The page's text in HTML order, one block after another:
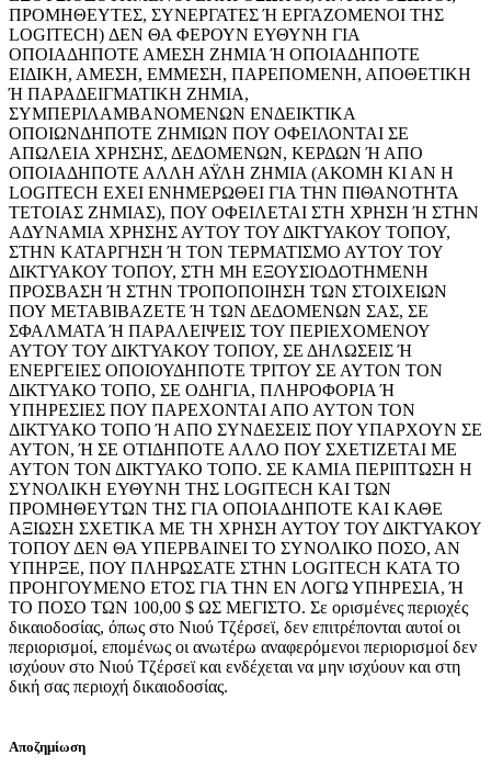
ΠΡΟΜΗΘΕΥΤΕΣ, ΣΥΝΕΡΓΑΤΕΣ Ή ΕΡΓΑΖΟΜΕΝΟΙ ΤΗΣ
LOGITECH) ΔΕΝ ΘΑ ΦΕΡΟΥΝ ΕΥΘΥΝΗ ΓΙΑ
ΟΠΟΙΑΔΗΠΟΤΕ ΑΜΕΣΗ ΖΗΜΙΑ Ή ΟΠΟΙΑΔΗΠΟΤΕ
ΕΙΔΙΚΗ, ΑΜΕΣΗ, ΕΜΜΕΣΗ, ΠΑΡΕΠΟΜΕΝΗ, ΑΠΟΘΕΤΙΚΗ
Ή ΠΑΡΑΔΕΙΓΜΑΤΙΚΗ ΖΗΜΙΑ,
ΣΥΜΠΕΡΙΛΑΜΒΑΝΟΜΕΝΩΝ ΕΝΔΕΙΚΤΙΚΑ
ΟΠΟΙΩΝΔΗΠΟΤΕ ΖΗΜΙΩΝ ΠΟΥ ΟΦΕΙΛΟΝΤΑΙ ΣΕ
ΑΠΩΛΕΙΑ ΧΡΗΣΗΣ, ΔΕΔΟΜΕΝΩΝ, ΚΕΡΔΩΝ Ή ΑΠΟ
ΟΠΟΙΑΔΗΠΟΤΕ ΑΛΛΗ ΑΫΛΗ ΖΗΜΙΑ (ΑΚΟΜΗ ΚΙ ΑΝ Η
LOGITECH ΕΧΕΙ ΕΝΗΜΕΡΩΘΕΙ ΓΙΑ ΤΗΝ ΠΙΘΑΝΟΤΗΤΑ
ΤΕΤΟΙΑΣ ΖΗΜΙΑΣ), ΠΟΥ ΟΦΕΙΛΕΤΑΙ ΣΤΗ ΧΡΗΣΗ Ή ΣΤΗΝ
ΑΔΥΝΑΜΙΑ ΧΡΗΣΗΣ ΑΥΤΟΥ ΤΟΥ ΔΙΚΤΥΑΚΟΥ ΤΟΠΟΥ,
ΣΤΗΝ ΚΑΤΑΡΓΗΣΗ Ή ΤΟΝ ΤΕΡΜΑΤΙΣΜΟ ΑΥΤΟΥ ΤΟΥ
ΔΙΚΤΥΑΚΟΥ ΤΟΠΟΥ, ΣΤΗ ΜΗ ΕΞΟΥΣΙΟΔΟΤΗΜΕΝΗ
ΠΡΟΣΒΑΣΗ Ή ΣΤΗΝ ΤΡΟΠΟΠΟΙΗΣΗ ΤΩΝ ΣΤΟΙΧΕΙΩΝ
ΠΟΥ ΜΕΤΑΒΙΒΑΖΕΤΕ Ή ΤΩΝ ΔΕΔΟΜΕΝΩΝ ΣΑΣ, ΣΕ
ΣΦΑΛΜΑΤΑ Ή ΠΑΡΑΛΕΙΨΕΙΣ ΤΟΥ ΠΕΡΙΕΧΟΜΕΝΟΥ
ΑΥΤΟΥ ΤΟΥ ΔΙΚΤΥΑΚΟΥ ΤΟΠΟΥ, ΣΕ ΔΗΛΩΣΕΙΣ Ή
ΕΝΕΡΓΕΙΕΣ ΟΠΟΙΟΥΔΗΠΟΤΕ ΤΡΙΤΟΥ ΣΕ ΑΥΤΟΝ ΤΟΝ
ΔΙΚΤΥΑΚΟ ΤΟΠΟ, ΣΕ ΟΔΗΓΙΑ, ΠΛΗΡΟΦΟΡΙΑ Ή
ΥΠΗΡΕΣΙΕΣ ΠΟΥ ΠΑΡΕΧΟΝΤΑΙ ΑΠΟ ΑΥΤΟΝ ΤΟΝ
ΔΙΚΤΥΑΚΟ ΤΟΠΟ Ή ΑΠΟ ΣΥΝΔΕΣΕΙΣ ΠΟΥ ΥΠΑΡΧΟΥΝ ΣΕ
ΑΥΤΟΝ, Ή ΣΕ ΟΤΙΔΗΠΟΤΕ ΑΛΛΟ ΠΟΥ ΣΧΕΤΙΖΕΤΑΙ ΜΕ
ΑΥΤΟΝ ΤΟΝ ΔΙΚΤΥΑΚΟ ΤΟΠΟ. ΣΕ ΚΑΜΙΑ ΠΕΡΙΠΤΩΣΗ Η
ΣΥΝΟΛΙΚΗ ΕΥΘΥΝΗ ΤΗΣ LOGITECH ΚΑΙ ΤΩΝ
ΠΡΟΜΗΘΕΥΤΩΝ ΤΗΣ ΓΙΑ ΟΠΟΙΑΔΗΠΟΤΕ ΚΑΙ ΚΑΘΕ
ΑΞΙΩΣΗ ΣΧΕΤΙΚΑ ΜΕ ΤΗ ΧΡΗΣΗ ΑΥΤΟΥ ΤΟΥ ΔΙΚΤΥΑΚΟΥ
ΤΟΠΟΥ ΔΕΝ ΘΑ ΥΠΕΡΒΑΙΝΕΙ ΤΟ ΣΥΝΟΛΙΚΟ ΠΟΣΟ, ΑΝ
ΥΠΗΡΞΕ, ΠΟΥ ΠΛΗΡΩΣΑΤΕ ΣΤΗΝ LOGITECH ΚΑΤΑ ΤΟ
ΠΡΟΗΓΟΥΜΕΝΟ ΕΤΟΣ ΓΙΑ ΤΗΝ ΕΝ ΛΟΓΩ ΥΠΗΡΕΣΙΑ, Ή
ΤΟ ΠΟΣΟ ΤΩΝ 100,00 $ ΩΣ ΜΕΓΙΣΤΟ. Σε ορισμένες περιοχές
δικαιοδοσίας, όπως στο Νιού Τζέρσεϊ, δεν επιτρέπονται αυτοί οι
περιορισμοί, επομένως οι ανωτέρω αναφερόμενοι περιορισμοί δεν
ισχύουν στο Νιού Τζέρσεϊ και ενδέχεται να μην ισχύουν και στη
δική σας περιοχή δικαιοδοσίας.
Αποζημίωση